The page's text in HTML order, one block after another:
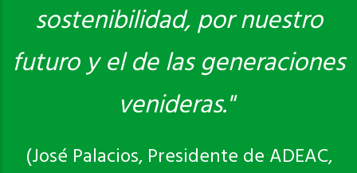
sostenibilidad, por nuestro
futuro y el de las generaciones
venideras."
(José Palacios, Presidente de ADEAC,